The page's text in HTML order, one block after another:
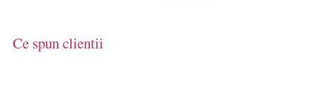
Ce spun clientii